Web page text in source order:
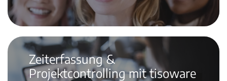
Zeiterfassung &
Projektcontrolling mit tisoware